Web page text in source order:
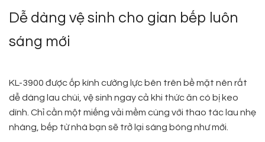
Dễ dàng vệ sinh cho gian bếp luôn
sáng mới
KL-3900 được ốp kính cường lực bên trên bề mặt nên rất
dễ dàng lau chùi, vệ sinh ngay cả khi thức ăn có bị keo
dính. Chỉ cần một miếng vải mềm cùng với thao tác lau nhẹ
nhàng, bếp từ nhà bạn sẽ trở lại sáng bóng như mới.